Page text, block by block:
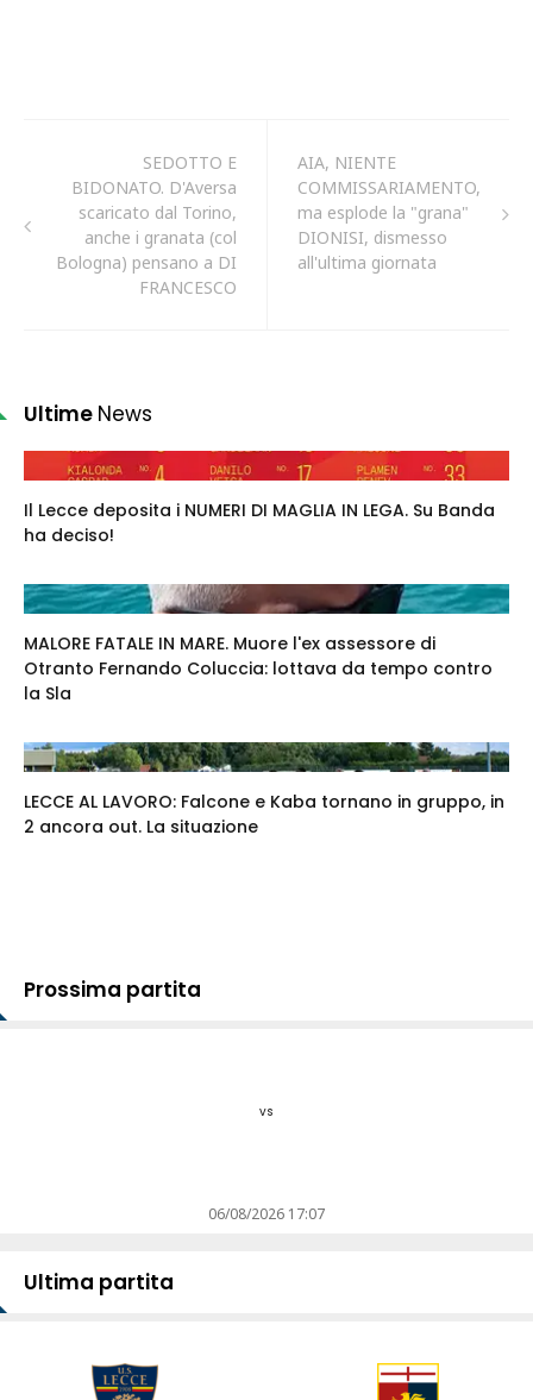
SEDOTTO E
BIDONATO. D'Aversa
scaricato dal Torino,
anche i granata (col
Bologna) pensano a DI
FRANCESCO
AIA, NIENTE
COMMISSARIAMENTO,
ma esplode la "grana"
DIONISI, dismesso
all'ultima giornata
Ultime News
Il Lecce deposita i NUMERI DI MAGLIA IN LEGA. Su Banda
ha deciso!
MALORE FATALE IN MARE. Muore l'ex assessore di
Otranto Fernando Coluccia: lottava da tempo contro
la Sla
LECCE AL LAVORO: Falcone e Kaba tornano in gruppo, in
2 ancora out. La situazione
Prossima partita
vs
06/08/2026 17:07
Ultima partita